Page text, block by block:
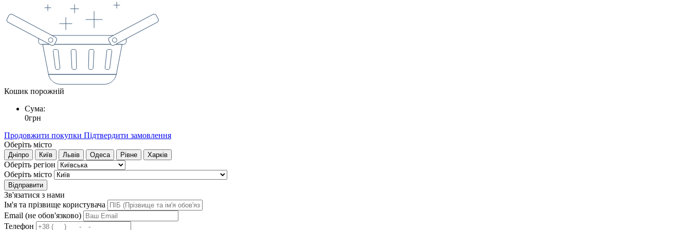
Кошик порожній
Сума:
0грн
Продовжити покупки Підтвердити замовлення
Оберіть місто
Дніпро Київ Львів Одеса Рівне Харків
Оберіть регіон
Оберіть місто
Відправити
Зв'язатися з нами
Ім'я та прізвище користувача
Email (не обов'язково)
Телефон